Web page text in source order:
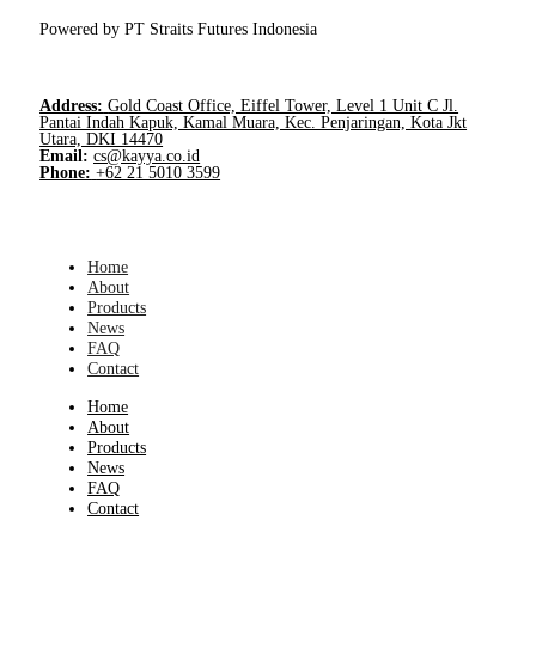
Powered by PT Straits Futures Indonesia
Address: Gold Coast Office, Eiffel Tower, Level 1 Unit C Jl.
Pantai Indah Kapuk, Kamal Muara, Kec. Penjaringan, Kota Jkt
Utara, DKI 14470
Email: cs@kayya.co.id
Phone: +62 21 5010 3599
Home
About
Products
News
FAQ
Contact
Home
About
Products
News
FAQ
Contact